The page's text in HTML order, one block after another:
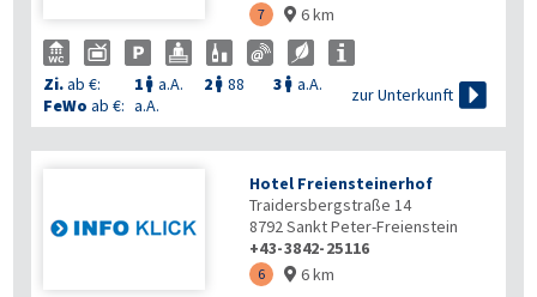
7  6 km
Zi.ab €: 1  a.A. 2  88 3  a.A.
FeWo ab €: a.A.
zur Unterkunft 
Hotel Freiensteinerhof
Traidersbergstraße 14
8792Sankt Peter-Freienstein
+43-3842-25116
6  6 km